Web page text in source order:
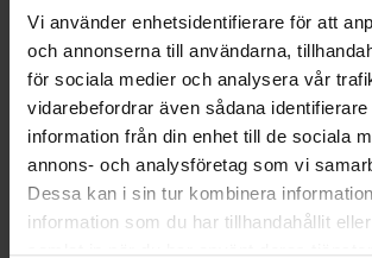
Vi använder enhetsidentifierare för att
och annonserna till användarna,
för sociala medier och analysera vår
vidarebefordrar även sådana
information från din enhet till de sociala
annons- och analysföretag som vi
Dessa kan i sin tur kombinera
information som du har tillhandahållit
samlat in när du har använt deras